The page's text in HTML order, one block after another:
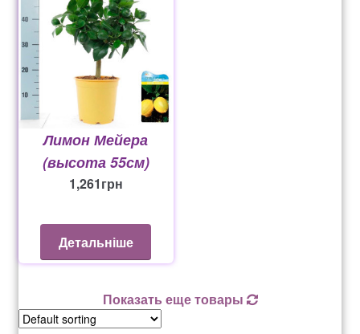
Лимон Мейера
(высота 55см)
1,261грн
Детальніше
Показать еще товары